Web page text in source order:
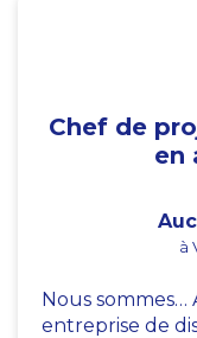
Chef de
en
à
Nous sommes…
entreprise de